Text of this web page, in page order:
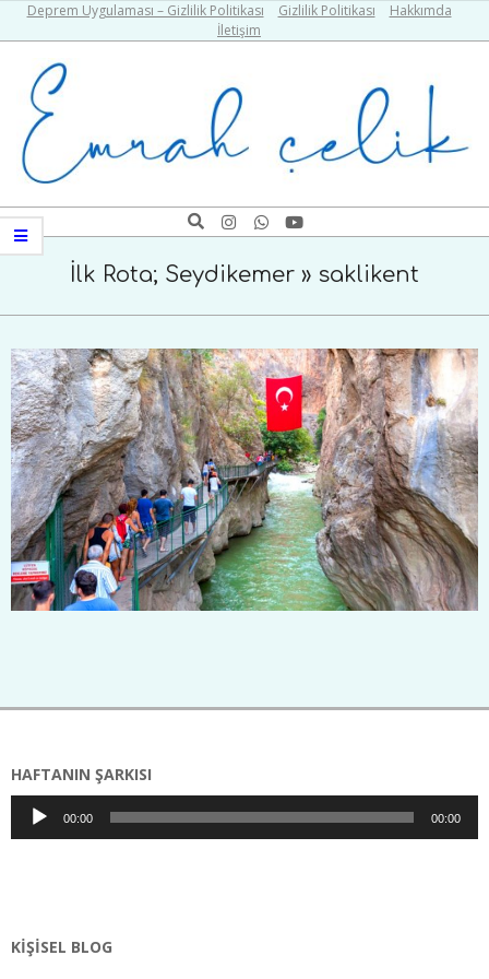
content
Deprem Uygulaması – Gizlilik Politikası Gizlilik Politikası
Hakkımda
İletişim
Emrah
Çelik
Search
Navigation
İlk Rota; Seydikemer » saklikent
09-
HAFTANIN ŞARKISI
Ses
oynatıcı
00:00 00:00
KIŞISEL BLOG